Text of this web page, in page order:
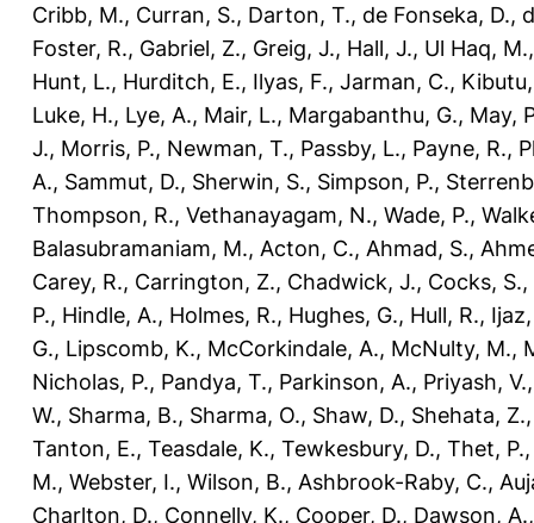
Cribb, M., Curran, S., Darton, T., de Fonseka, D.,
Foster, R., Gabriel, Z., Greig, J., Hall, J., Ul Haq, M.
Hunt, L., Hurditch, E., Ilyas, F., Jarman, C.,
Luke, H., Lye, A., Mair, L., Margabanthu, G., May,
J., Morris, P., Newman, T., Passby, L., Payne, R.,
A., Sammut, D., Sherwin, S., Simpson, P.,
Thompson, R., Vethanayagam, N., Wade, P.,
Balasubramaniam, M., Acton, C., Ahmad, S.,
Carey, R., Carrington, Z., Chadwick, J., Cocks, S.,
P., Hindle, A., Holmes, R., Hughes, G., Hull, R.,
G., Lipscomb, K., McCorkindale, A., McNulty, M.,
Nicholas, P., Pandya, T., Parkinson, A., Priyash, V.
W., Sharma, B., Sharma, O., Shaw, D., Shehata, Z.
Tanton, E., Teasdale, K., Tewkesbury, D., Thet, P.
M., Webster, I., Wilson, B., Ashbrook-Raby, C.,
Charlton, D., Connelly, K., Cooper, D., Dawson, A.